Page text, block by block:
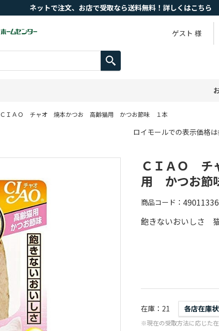
ネットで注文、お店で受取なら送料無料！詳しくはこちら
ゲスト 様
ＣＩＡＯ チャオ 焼本かつお 高齢猫用 かつお節味 １本
ロイモールでの表示価格
ＣＩＡＯ
用 かつお
商品コード
飽きないおいしさ
在庫 21 各店在庫
※現在の受取方法に応じた